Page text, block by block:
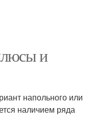
и
напольного или
наличием ряда